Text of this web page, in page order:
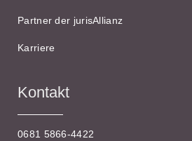
Partner der jurisAllianz
Karriere
Kontakt
0681 5866-4422